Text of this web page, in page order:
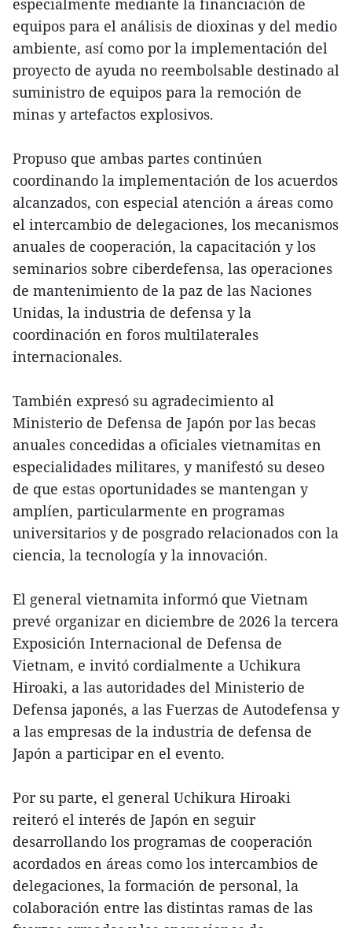
equipos para el análisis de dioxinas y del medio
ambiente, así como por la implementación del
proyecto de ayuda no reembolsable destinado al
suministro de equipos para la remoción de
minas y artefactos explosivos.
Propuso que ambas partes continúen
coordinando la implementación de los acuerdos
alcanzados, con especial atención a áreas como
el intercambio de delegaciones, los mecanismos
anuales de cooperación, la capacitación y los
seminarios sobre ciberdefensa, las operaciones
de mantenimiento de la paz de las Naciones
Unidas, la industria de defensa y la
coordinación en foros multilaterales
internacionales.
También expresó su agradecimiento al
Ministerio de Defensa de Japón por las becas
anuales concedidas a oficiales vietnamitas en
especialidades militares, y manifestó su deseo
de que estas oportunidades se mantengan y
amplíen, particularmente en programas
universitarios y de posgrado relacionados con la
ciencia, la tecnología y la innovación.
El general vietnamita informó que Vietnam
prevé organizar en diciembre de 2026 la tercera
Exposición Internacional de Defensa de
Vietnam, e invitó cordialmente a Uchikura
Hiroaki, a las autoridades del Ministerio de
Defensa japonés, a las Fuerzas de Autodefensa y
a las empresas de la industria de defensa de
Japón a participar en el evento.
Por su parte, el general Uchikura Hiroaki
reiteró el interés de Japón en seguir
desarrollando los programas de cooperación
acordados en áreas como los intercambios de
delegaciones, la formación de personal, la
colaboración entre las distintas ramas de las